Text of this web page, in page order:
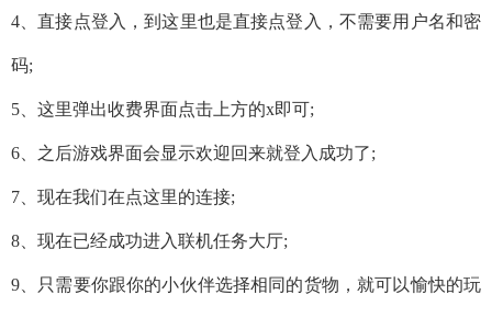
4、直接点登入，到这里也是直接点登入，不需要用户名和密
码;
5、这里弹出收费界面点击上方的x即可;
6、之后游戏界面会显示欢迎回来就登入成功了;
7、现在我们在点这里的连接;
8、现在已经成功进入联机任务大厅;
9、只需要你跟你的小伙伴选择相同的货物，就可以愉快的玩